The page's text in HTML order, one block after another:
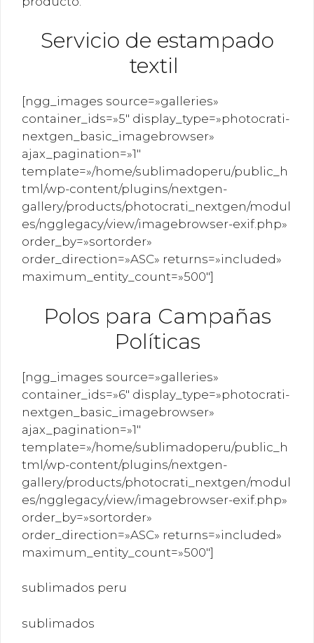
Servicio de estampado
textil
[ngg_images source=»galleries»
container_ids=»5″ display_type=»photocrati-
nextgen_basic_imagebrowser»
ajax_pagination=»1″
template=»/home/sublimadoperu/public_h
tml/wp-content/plugins/nextgen-
gallery/products/photocrati_nextgen/modul
es/ngglegacy/view/imagebrowser-exif.php»
order_by=»sortorder»
order_direction=»ASC» returns=»included»
maximum_entity_count=»500″]
Polos para Campañas
Políticas
[ngg_images source=»galleries»
container_ids=»6″ display_type=»photocrati-
nextgen_basic_imagebrowser»
ajax_pagination=»1″
template=»/home/sublimadoperu/public_h
tml/wp-content/plugins/nextgen-
gallery/products/photocrati_nextgen/modul
es/ngglegacy/view/imagebrowser-exif.php»
order_by=»sortorder»
order_direction=»ASC» returns=»included»
maximum_entity_count=»500″]
sublimados peru
sublimados